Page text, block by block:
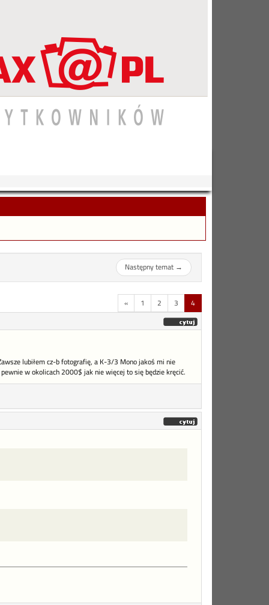
Następny temat→
« 1 2 3 4
lubiłem cz-b fotografię, a K-3/3 Mono jakoś mi nie
w okolicach 2000$ jak nie więcej to się będzie kręcić.